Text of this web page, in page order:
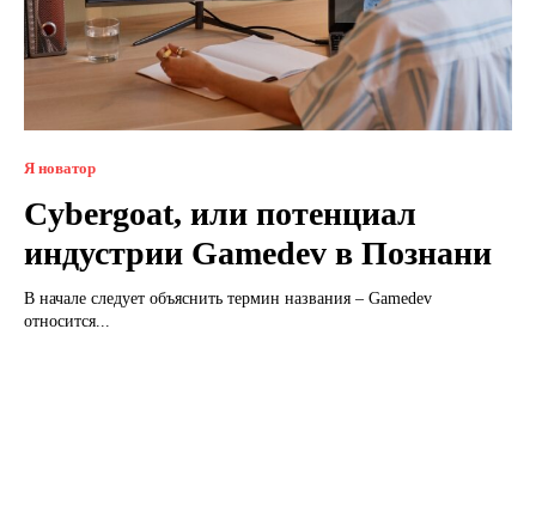
Я новатор
Cybergoat, или потенциал
индустрии Gamedev в Познани
В начале следует объяснить термин названия – Gamedev
относится...